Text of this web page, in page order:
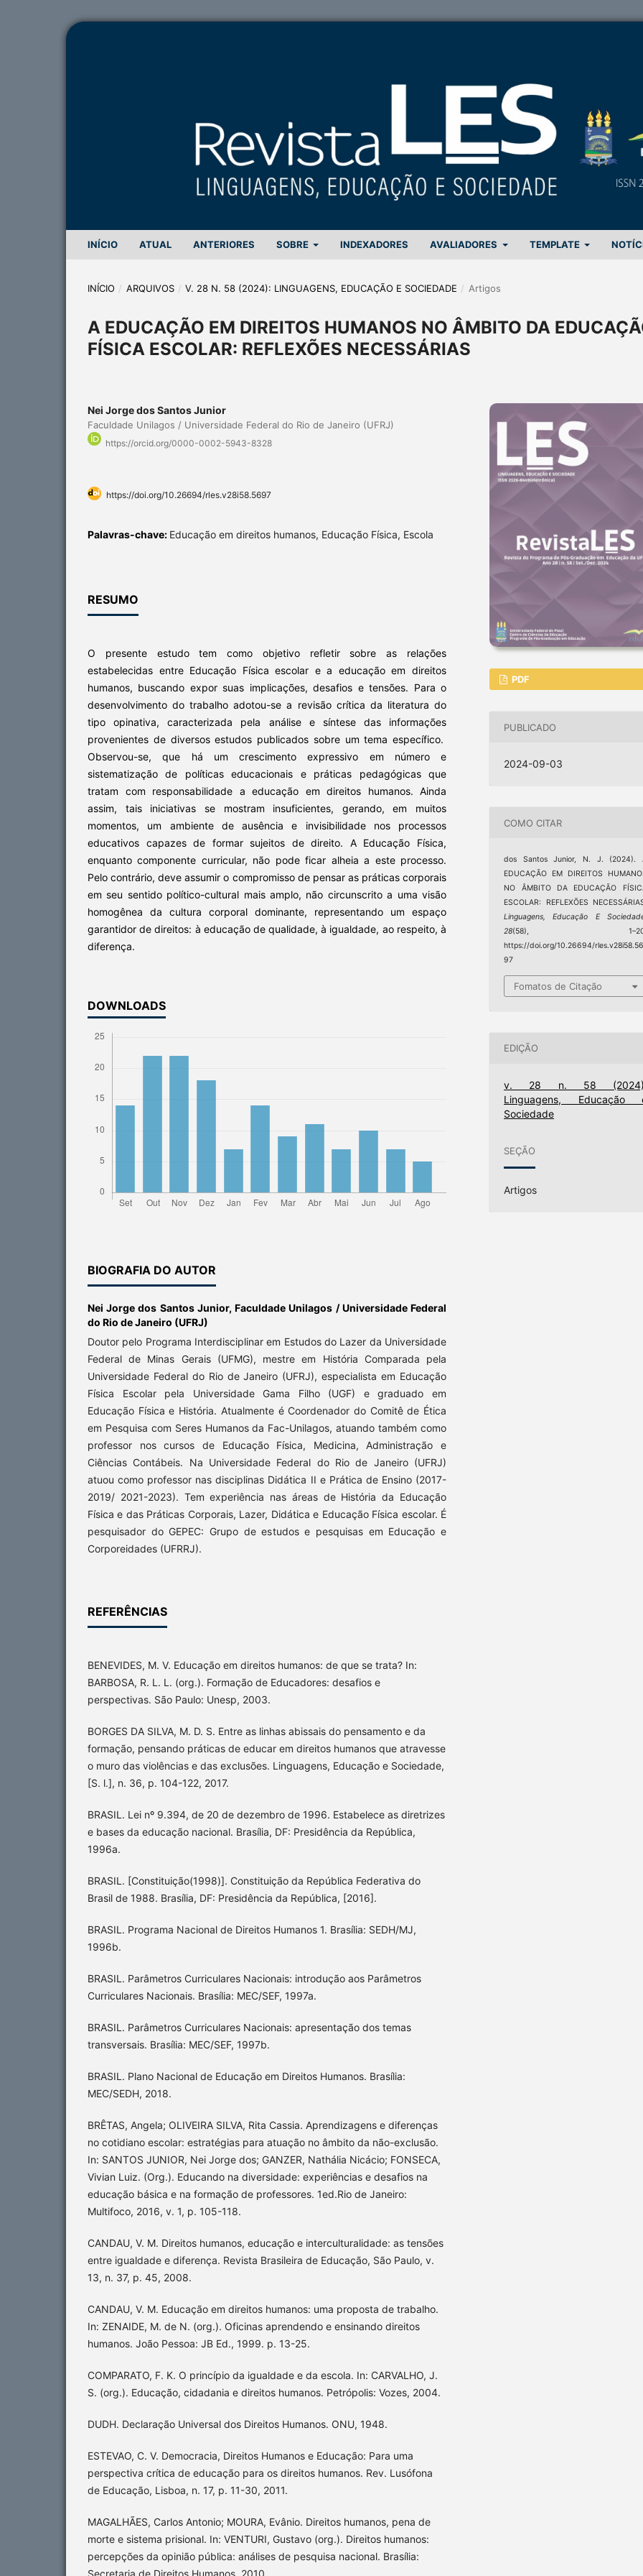
INÍCIO ATUAL ANTERIORES SOBRE INDEXADORES AVALIADORES TEMPLATE
INÍCIO / ARQUIVOS / V. 28 N. 58 (2024): LINGUAGENS, EDUCAÇÃO E SOCIEDADE / Artigos
A EDUCAÇÃO EM DIREITOS HUMANOS NO ÂMBITO DA
FÍSICA ESCOLAR: REFLEXÕES NECESSÁRIAS
Nei Jorge dos Santos Junior
Faculdade Unilagos / Universidade Federal do Rio de Janeiro (UFRJ)
https://orcid.org/0000-0002-5943-8328
https://doi.org/10.26694/rles.v28i58.5697
Palavras-chave: Educação em direitos humanos, Educação Física, Escola
RESUMO
O presente estudo tem como objetivo refletir sobre as relações
estabelecidas entre Educação Física escolar e a educação em direitos
humanos, buscando expor suas implicações, desafios e tensões. Para o
desenvolvimento do trabalho adotou-se a revisão crítica da literatura do
tipo opinativa, caracterizada pela análise e síntese das informações
provenientes de diversos estudos publicados sobre um tema específico.
Observou-se, que há um crescimento expressivo em número e
sistematização de políticas educacionais e práticas pedagógicas que
tratam com responsabilidade a educação em direitos humanos. Ainda
assim, tais iniciativas se mostram insuficientes, gerando, em muitos
momentos, um ambiente de ausência e invisibilidade nos processos
educativos capazes de formar sujeitos de direito. A Educação Física,
enquanto componente curricular, não pode ficar alheia a este processo.
Pelo contrário, deve assumir o compromisso de pensar as práticas corporais
em seu sentido político-cultural mais amplo, não circunscrito a uma visão
homogênea da cultura corporal dominante, representando um espaço
garantidor de direitos: à educação de qualidade, à igualdade, ao respeito, à
diferença.
DOWNLOADS
BIOGRAFIA DO AUTOR
Nei Jorge dos Santos Junior,Faculdade Unilagos / Universidade Federal
do Rio de Janeiro (UFRJ)
Doutor pelo Programa Interdisciplinar em Estudos do Lazer da Universidade
Federal de Minas Gerais (UFMG), mestre em História Comparada pela
Universidade Federal do Rio de Janeiro (UFRJ), especialista em Educação
Física Escolar pela Universidade Gama Filho (UGF) e graduado em
Educação Física e História. Atualmente é Coordenador do Comitê de Ética
em Pesquisa com Seres Humanos da Fac-Unilagos, atuando também como
professor nos cursos de Educação Física, Medicina, Administração e
Ciências Contábeis. Na Universidade Federal do Rio de Janeiro (UFRJ)
atuou como professor nas disciplinas Didática II e Prática de Ensino (2017-
2019/ 2021-2023). Tem experiência nas áreas de História da Educação
Física e das Práticas Corporais, Lazer, Didática e Educação Física escolar. É
pesquisador do GEPEC: Grupo de estudos e pesquisas em Educação e
Corporeidades (UFRRJ).
REFERÊNCIAS
BENEVIDES, M. V. Educação em direitos humanos: de que se trata? In:
BARBOSA, R. L. L. (org.). Formação de Educadores: desafios e
perspectivas. São Paulo: Unesp, 2003.
BORGES DA SILVA, M. D. S. Entre as linhas abissais do pensamento e da
formação, pensando práticas de educar em direitos humanos que atravesse
o muro das violências e das exclusões. Linguagens, Educação e Sociedade,
[S. l.], n. 36, p. 104-122, 2017.
BRASIL. Lei nº 9.394, de 20 de dezembro de 1996. Estabelece as diretrizes
e bases da educação nacional. Brasília, DF: Presidência da República,
1996a.
BRASIL. [Constituição(1998)]. Constituição da República Federativa do
Brasil de 1988. Brasília, DF: Presidência da República, [2016].
BRASIL. Programa Nacional de Direitos Humanos 1. Brasília: SEDH/MJ,
1996b.
BRASIL. Parâmetros Curriculares Nacionais: introdução aos Parâmetros
Curriculares Nacionais. Brasília: MEC/SEF, 1997a.
BRASIL. Parâmetros Curriculares Nacionais: apresentação dos temas
transversais. Brasília: MEC/SEF, 1997b.
BRASIL. Plano Nacional de Educação em Direitos Humanos. Brasília:
MEC/SEDH, 2018.
BRÊTAS, Angela; OLIVEIRA SILVA, Rita Cassia. Aprendizagens e diferenças
no cotidiano escolar: estratégias para atuação no âmbito da não-exclusão.
In: SANTOS JUNIOR, Nei Jorge dos; GANZER, Nathália Nicácio; FONSECA,
Vivian Luiz. (Org.). Educando na diversidade: experiências e desafios na
educação básica e na formação de professores. 1ed.Rio de Janeiro:
Multifoco, 2016, v. 1, p. 105-118.
CANDAU, V. M. Direitos humanos, educação e interculturalidade: as tensões
entre igualdade e diferença. Revista Brasileira de Educação, São Paulo, v.
13, n. 37, p. 45, 2008.
CANDAU, V. M. Educação em direitos humanos: uma proposta de trabalho.
In: ZENAIDE, M. de N. (org.). Oficinas aprendendo e ensinando direitos
humanos. João Pessoa: JB Ed., 1999. p. 13-25.
COMPARATO, F. K. O princípio da igualdade e da escola. In: CARVALHO, J.
S. (org.). Educação, cidadania e direitos humanos. Petrópolis: Vozes, 2004.
DUDH. Declaração Universal dos Direitos Humanos. ONU, 1948.
ESTEVAO, C. V. Democracia, Direitos Humanos e Educação: Para uma
perspectiva crítica de educação para os direitos humanos. Rev. Lusófona
de Educação, Lisboa, n. 17, p. 11-30, 2011.
MAGALHÃES, Carlos Antonio; MOURA, Evânio. Direitos humanos, pena de
morte e sistema prisional. In: VENTURI, Gustavo (org.). Direitos humanos:
percepções da opinião pública: análises de pesquisa nacional. Brasília:
PDF
PUBLICADO
2024-09-03
COMO CITAR
dos Santos Junior, N. J. (2024).
EDUCAÇÃO EM DIREITOS
NO ÂMBITO DA EDUCAÇÃO
ESCOLAR: REFLEXÕES
Linguagens, Educação E
28(58),
https://doi.org/10.26694/
97
Fomatos de Citação
EDIÇÃO
v. 28 n. 58
Linguagens, Educação
Sociedade
SEÇÃO
Artigos